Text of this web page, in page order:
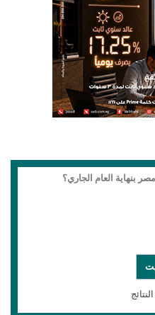
بنهاية العام الجاري؟